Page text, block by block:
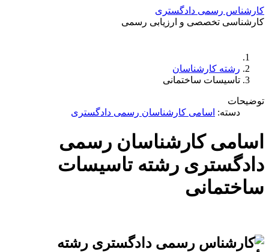
کارشناس رسمی دادگستری
کارشناسی تخصصی و ارزیابی رسمی
رشته کارشناسان
تاسیسات ساختمانی
توضیحات
دسته: اسامی کارشناسان رسمی دادگستری
اسامی کارشناسان رسمی
دادگستری رشته تاسیسات
ساختمانی